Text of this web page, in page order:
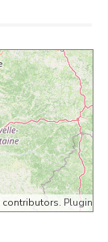
contributors. Plugin